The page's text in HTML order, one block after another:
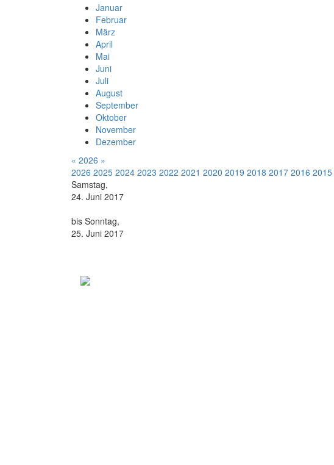
Januar
Februar
März
April
Mai
Juni
Juli
August
September
Oktober
November
Dezember
« 2026 »
2026 2025 2024 2023 2022 2021 2020 2019 2018 2017 2016 2015
Samstag,
24. Juni 2017
bis Sonntag,
25. Juni 2017